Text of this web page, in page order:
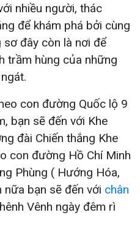
nhiều người, thác
để khám phá bởi cùng
sơ đây còn là nơi để
trầm hùng của những
con đường Quốc lộ 9
bạn sẽ đến với Khe
đài Chiến thắng Khe
con đường Hồ Chí Minh
Phùng ( Hướng Hóa,
nữa bạn sẽ đến với chân
Vênh ngày đêm rì